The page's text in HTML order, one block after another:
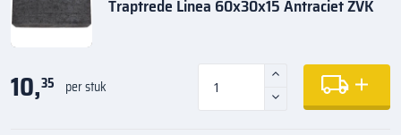
Traptrede Linea 60x30x15 Antraciet ZVK
10,35 per stuk